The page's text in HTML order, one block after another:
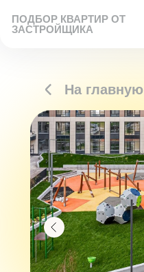
ПОДБОР КВАРТИР ОТ
ЗАСТРОЙЩИКА
На главную